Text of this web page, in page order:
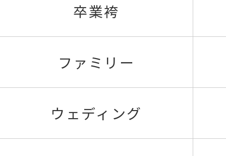
卒業袴
ファミリー
ウェディング